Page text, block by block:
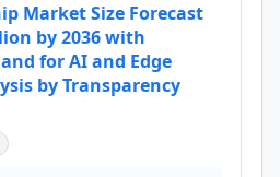
Market Size Forecast
by 2036 with
for AI and Edge
by Transparency